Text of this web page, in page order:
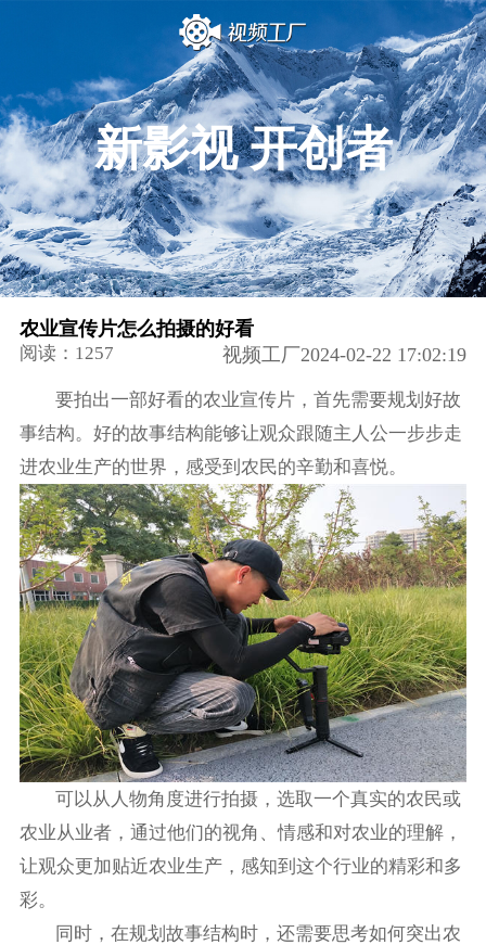
新影视 开创者
农业宣传片怎么拍摄的好看
阅读：1257 视频工厂2024-02-22 17:02:19
要拍出一部好看的农业宣传片，首先需要规划好故
事结构。好的故事结构能够让观众跟随主人公一步步走
进农业生产的世界，感受到农民的辛勤和喜悦。
可以从人物角度进行拍摄，选取一个真实的农民或
农业从业者，通过他们的视角、情感和对农业的理解，
让观众更加贴近农业生产，感知到这个行业的精彩和多
彩。
同时，在规划故事结构时，还需要思考如何突出农